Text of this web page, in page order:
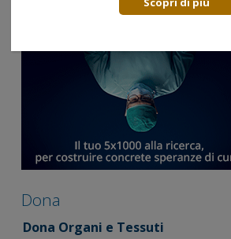
Dona
Dona Organi e Tessuti